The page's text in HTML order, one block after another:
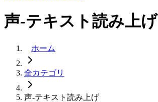
声-テキスト読み上げ
ホーム
全カテゴリ
声-テキスト読み上げ